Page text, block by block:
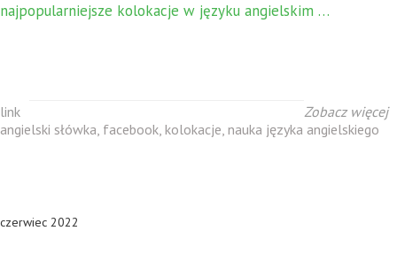
najpopularniejsze kolokacje w języku angielskim …
link
Zobacz więcej
angielski słówka, facebook, kolokacje, nauka języka angielskiego
czerwiec 2022